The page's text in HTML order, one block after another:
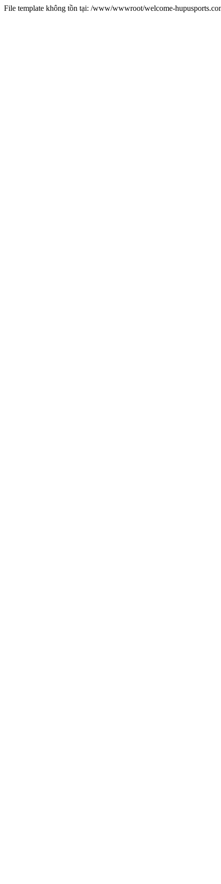
File template không tồn tại: /www/wwwroot/welcome-